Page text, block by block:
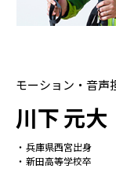
モーション・音声
川下 元大
兵庫県西宮出身
新田高等学校卒